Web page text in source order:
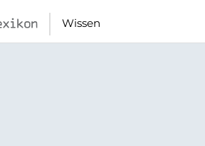
Wissen